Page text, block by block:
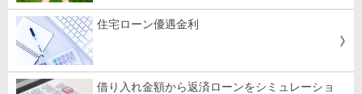
住宅ローン優遇金利
借り入れ金額から返済ローンをシミュレーショ